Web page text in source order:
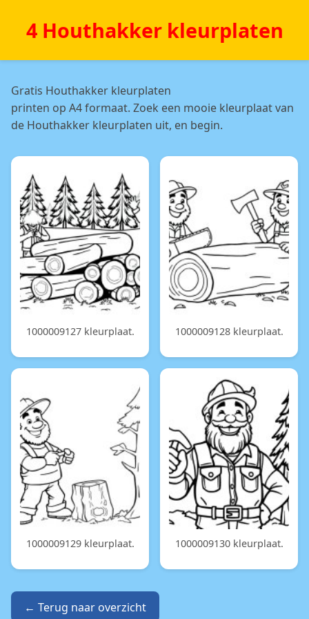
4 Houthakker kleurplaten
Gratis Houthakker kleurplaten
printen op A4 formaat. Zoek een mooie kleurplaat van
de Houthakker kleurplaten uit, en begin.
1000009127 kleurplaat. 1000009128 kleurplaat.
1000009129 kleurplaat. 1000009130 kleurplaat.
← Terug naar overzicht